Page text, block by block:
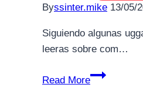
Byssinter.mike 13/05/
Siguiendo algunas
leeras sobre com…
Read More
Consejos